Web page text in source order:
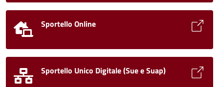
Sportello Online
Sportello Unico Digitale (Sue e Suap)